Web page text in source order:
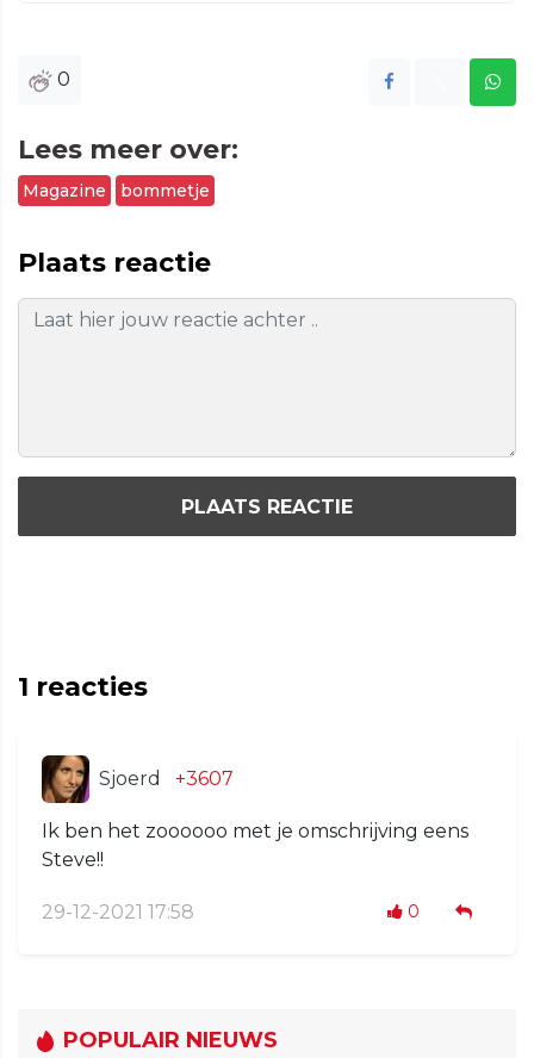
0
Lees meer over:
Magazine bommetje
Plaats reactie
PLAATS REACTIE
1 reacties
Sjoerd +3607
Ik ben het zoooooo met je omschrijving eens
Steve!!
29-12-2021 17:58 0
POPULAIR NIEUWS